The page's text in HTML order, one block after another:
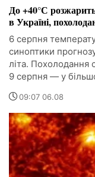
До +40°С
в Україні,
6 серпня
синоптики
літа. Похолодання
9 серпня — у
09:07 06.08